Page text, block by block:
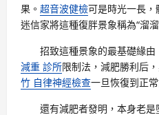
果。 超音波健檢可是時光一長
迷信家將這種復胖景象稱為“溜溜
招致這種景象的最基礎緣
減重 診所限制法，減肥勝利后
竹 自律神經檢查一旦恢復到正
還有減肥者發明，本身老